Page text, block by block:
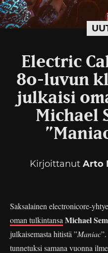
Electric
80-luvun
julkaisi
Michael
Kirjoittanut Arto
Saksalainen electronicore-yhtye
oman tulkintansa Michael
julkaisemasta hitistä ”Maniac
tunnetuksi samana vuonna